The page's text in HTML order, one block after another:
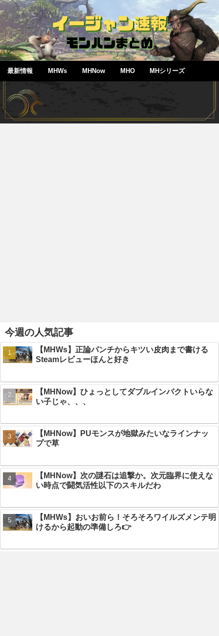
最新情報 MHWs MHNow MHO MHシリーズ
今週の人気記事
【MHWs】正論パンチからキツい皮肉まで書ける
Steamレビューほんと好き
【MHNow】ひょっとしてダブルインパクトいらな
い子じゃ、、、
【MHNow】PUモンスが地獄みたいなラインナッ
プで草
【MHNow】次の謎石は追撃か。次元臨界に使えな
い時点で闘気活性以下のスキルだわ
【MHWs】おいお前ら！そろそろワイルズメンテ明
けるから起動の準備しろ👉